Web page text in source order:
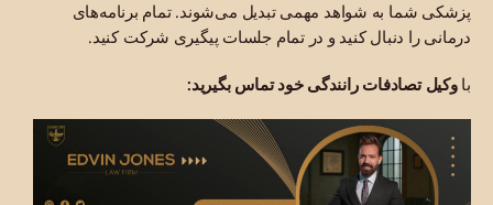
پزشکی شما به شواهد مهمی تبدیل می‌شوند. تمام برنامه‌های
درمانی را دنبال کنید و در تمام جلسات پیگیری شرکت کنید.
باوکیل تصادفات رانندگی خود تماس بگیرید: